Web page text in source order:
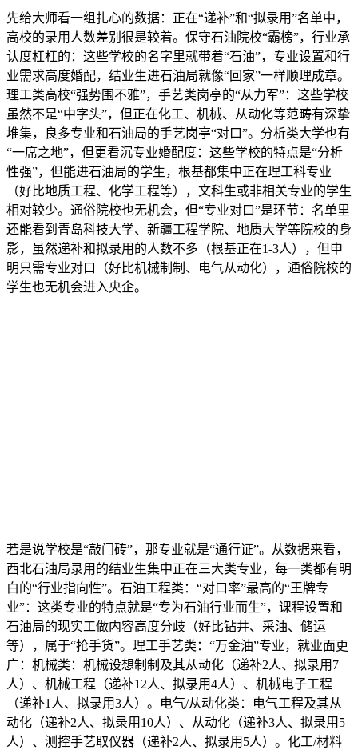
先给大师看一组扎心的数据：正在“递补”和“拟录用”名单中，
高校的录用人数差别很是较着。保守石油院校“霸榜”，行业承
认度杠杠的：这些学校的名字里就带着“石油”，专业设置和行
业需求高度婚配，结业生进石油局就像“回家”一样顺理成章。
理工类高校“强势围不雅”，手艺类岗亭的“从力军”：这些学校
虽然不是“中字头”，但正在化工、机械、从动化等范畴有深挚
堆集，良多专业和石油局的手艺岗亭“对口”。分析类大学也有
“一席之地”，但更看沉专业婚配度：这些学校的特点是“分析
性强”，但能进石油局的学生，根基都集中正在理工科专业
（好比地质工程、化学工程等），文科生或非相关专业的学生
相对较少。通俗院校也无机会，但“专业对口”是环节：名单里
还能看到青岛科技大学、新疆工程学院、地质大学等院校的身
影，虽然递补和拟录用的人数不多（根基正在1-3人），但申
明只需专业对口（好比机械制制、电气从动化），通俗院校的
学生也无机会进入央企。
若是说学校是“敲门砖”，那专业就是“通行证”。从数据来看，
西北石油局录用的结业生集中正在三大类专业，每一类都有明
白的“行业指向性”。石油工程类：“对口率”最高的“王牌专
业”：这类专业的特点就是“专为石油行业而生”，课程设置和
石油局的现实工做内容高度分歧（好比钻井、采油、储运
等），属于“抢手货”。理工手艺类：“万金油”专业，就业面更
广：机械类：机械设想制制及其从动化（递补2人、拟录用7
人）、机械工程（递补12人、拟录用4人）、机械电子工程
（递补1人、拟录用3人）。电气/从动化类：电气工程及其从
动化（递补2人、拟录用10人）、从动化（递补3人、拟录用5
人）、测控手艺取仪器（递补2人、拟录用5人）。化工/材料